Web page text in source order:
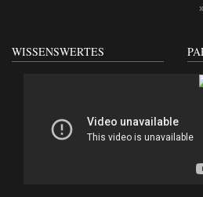
WISSENSWERTES